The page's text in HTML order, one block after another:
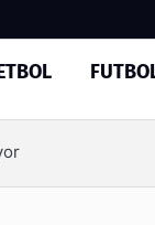
açtı